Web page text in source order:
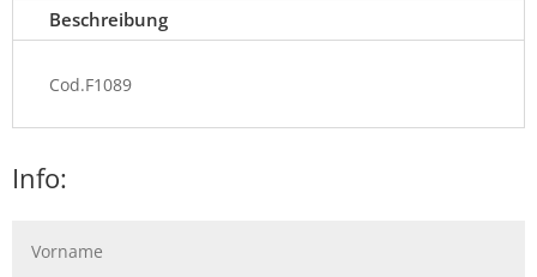
Beschreibung
Cod.F1089
Info: